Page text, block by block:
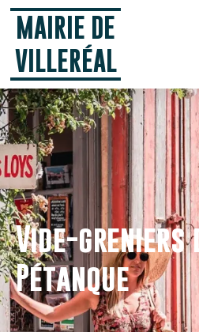
MAIRIE DE
VILLERÉAL
Vide-greniers
Pétanque
Panneau de gestion des cookies